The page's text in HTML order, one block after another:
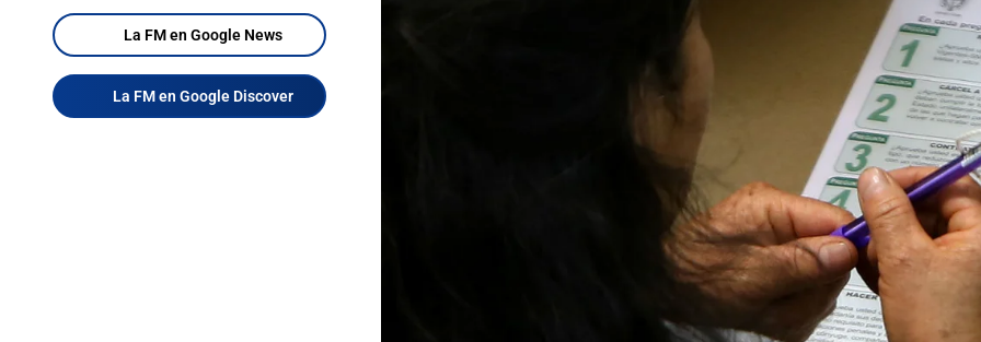
La FM en Google News
La FM en Google Discover